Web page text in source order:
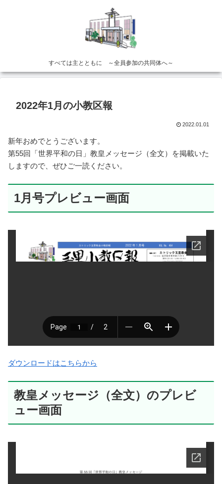
すべては主とともに ～全員参加の共同体へ～
2022年1月の小教区報
2022.01.01
新年おめでとうございます。
第55回「世界平和の日」教皇メッセージ（全文）を掲載いた
しますので、ぜひご一読ください。
1月号プレビュー画面
ダウンロードはこちらから
教皇メッセージ（全文）のプレビ
ュー画面